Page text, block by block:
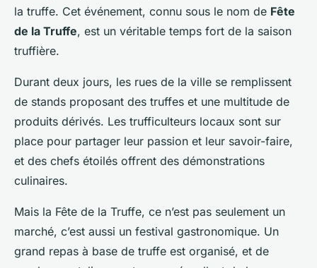
la truffe. Cet événement, connu sous le nom de Fête
de la Truffe, est un véritable temps fort de la saison
truffière.
Durant deux jours, les rues de la ville se remplissent
de stands proposant des truffes et une multitude de
produits dérivés. Les trufficulteurs locaux sont sur
place pour partager leur passion et leur savoir-faire,
et des chefs étoilés offrent des démonstrations
culinaires.
Mais la Fête de la Truffe, ce n’est pas seulement un
marché, c’est aussi un festival gastronomique. Un
grand repas à base de truffe est organisé, et de